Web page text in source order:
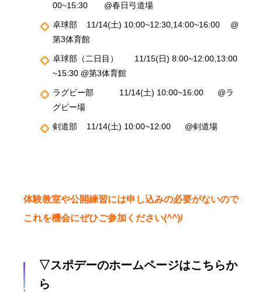
00~15:30 @春日弓道場
卓球部 11/14(土) 10:00~12:30,14:00~16:00 @
第3体育館
卓球部（二日目） 11/15(日) 8:00~12:00,13:00
~15:30 @第3体育館
ラグビー部 11/14(土) 10:00~16:00 @ラ
グビー場
剣道部 11/14(土) 10:00~12:00 @剣道場
体験教室や公開練習には申し込みの必要がないので
これを機会にぜひご参加ください(^^)/
▽スポデーのホームページはこちらか
ら